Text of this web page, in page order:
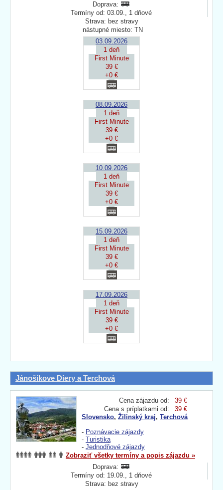
Doprava:
Termíny od: 03.09., 1 dňové
Strava: bez stravy
nástupné miesto: TN
03.09.2026
1 deň
First Minute
39 €
+0 €
08.09.2026
1 deň
First Minute
39 €
+0 €
10.09.2026
1 deň
First Minute
39 €
+0 €
15.09.2026
1 deň
First Minute
39 €
+0 €
17.09.2026
1 deň
First Minute
39 €
+0 €
Jánošíkove Diery a Terchová
Cena zájazdu od:
39 €
Cena s príplatkami od:
39 €
Slovensko, Žilinský kraj, Terchová
- Poznávacie zájazdy
- Turistika
- Jednodňové zájazdy
Zobraziť všetky termíny a popis zájazdu »
Doprava:
Termíny od: 19.09., 1 dňové
Strava: bez stravy